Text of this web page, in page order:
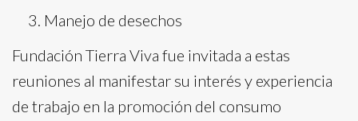
Manejo de desechos
Fundación Tierra Viva fue invitada a estas
reuniones al manifestar su interés y experiencia
de trabajo en la promoción del consumo